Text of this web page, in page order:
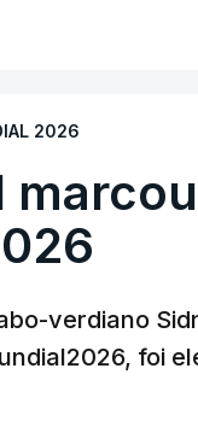
2026
verdiano
foi